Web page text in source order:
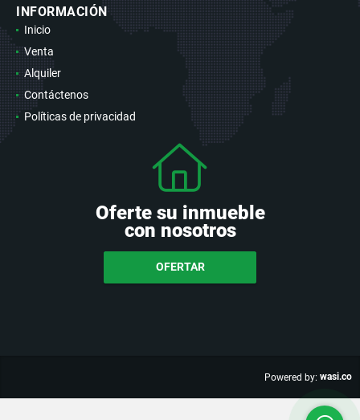
INFORMACIÓN
Inicio
Venta
Alquiler
Contáctenos
Políticas de privacidad
Oferte su inmueble
con nosotros
OFERTAR
Powered by: wasi.co